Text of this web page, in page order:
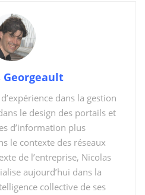
C’est déjà utile. Mais cela
une logique de
» à « There is an agent for
participation à un « Agent in
sécuritaire?
Georgeault
dans la gestion
le design des portails et
d’information plus
le contexte des réseaux
de l’entreprise, Nicolas
aujourd’hui dans la
collective de ses